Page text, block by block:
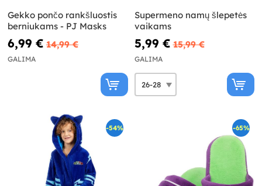
Gekko pončo rankšluostis
berniukams - PJ Masks
6,99 € 14,99 €
GALIMA
Supermeno namų šlepetės
vaikams
5,99 € 15,99 €
GALIMA
-54% -65%